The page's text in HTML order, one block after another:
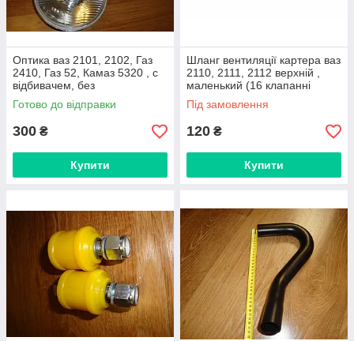
Оптика ваз 2101, 2102, Газ
2410, Газ 52, Камаз 5320 , с
відбивачем, без
підсвічування (виробник Watt,
Китай)
Готово до відправки
300 ₴
Купити
Шланг вентиляції картера ваз
2110, 2111, 2112 верхній ,
маленький (16 клапанні
двигуни)
Під замовлення
120 ₴
Купити